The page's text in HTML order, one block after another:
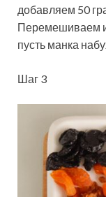
добавляем 50
Перемешиваем
пусть манка
Шаг 3